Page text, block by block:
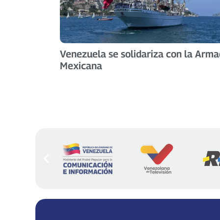
Venezuela se solidariza con la
Mexicana